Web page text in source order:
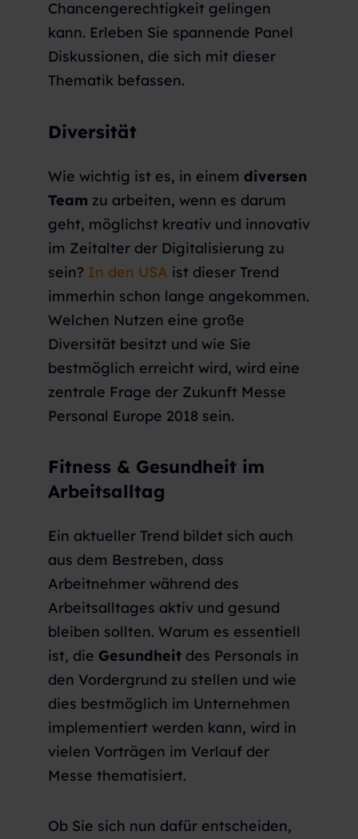
Chancengerechtigkeit gelingen
kann. Erleben Sie spannende Panel
Diskussionen, die sich mit dieser
Thematik befassen.
Diversität
Wie wichtig ist es, in einem diversen
Team zu arbeiten, wenn es darum
geht, möglichst kreativ und innovativ
im Zeitalter der Digitalisierung zu
sein? In den USA ist dieser Trend
immerhin schon lange angekommen.
Welchen Nutzen eine große
Diversität besitzt und wie Sie
bestmöglich erreicht wird, wird eine
zentrale Frage der Zukunft Messe
Personal Europe 2018 sein.
Fitness & Gesundheit im
Arbeitsalltag
Ein aktueller Trend bildet sich auch
aus dem Bestreben, dass
Arbeitnehmer während des
Arbeitsalltages aktiv und gesund
bleiben sollten. Warum es essentiell
ist, die Gesundheit des Personals in
den Vordergrund zu stellen und wie
dies bestmöglich im Unternehmen
implementiert werden kann, wird in
vielen Vorträgen im Verlauf der
Messe thematisiert.
Ob Sie sich nun dafür entscheiden,